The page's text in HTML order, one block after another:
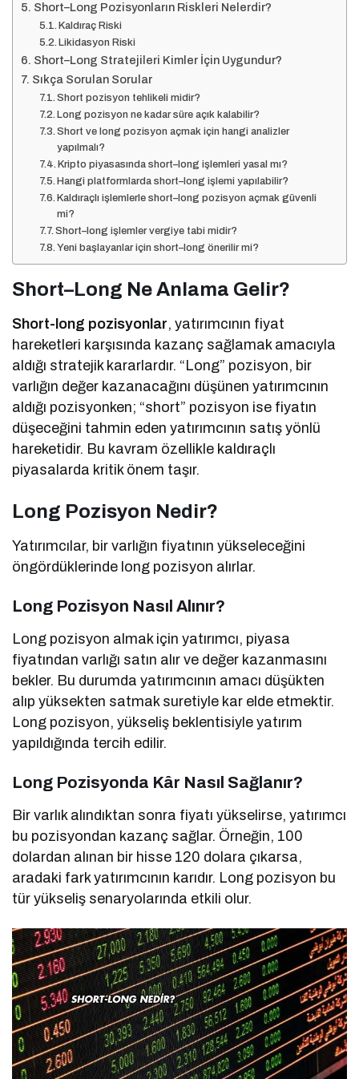
Short–Long Pozisyonların Riskleri Nelerdir?
Kaldıraç Riski
Likidasyon Riski
Short–Long Stratejileri Kimler İçin Uygundur?
Sıkça Sorulan Sorular
Short pozisyon tehlikeli midir?
Long pozisyon ne kadar süre açık kalabilir?
Short ve long pozisyon açmak için hangi analizler
yapılmalı?
Kripto piyasasında short–long işlemleri yasal mı?
Hangi platformlarda short–long işlemi yapılabilir?
Kaldıraçlı işlemlerle short–long pozisyon açmak güvenli
mi?
Short–long işlemler vergiye tabi midir?
Yeni başlayanlar için short–long önerilir mi?
Short–Long Ne Anlama Gelir?
Short-long pozisyonlar, yatırımcının fiyat
hareketleri karşısında kazanç sağlamak amacıyla
aldığı stratejik kararlardır. “Long” pozisyon, bir
varlığın değer kazanacağını düşünen yatırımcının
aldığı pozisyonken; “short” pozisyon ise fiyatın
düşeceğini tahmin eden yatırımcının satış yönlü
hareketidir. Bu kavram özellikle kaldıraçlı
piyasalarda kritik önem taşır.
Long Pozisyon Nedir?
Yatırımcılar, bir varlığın fiyatının yükseleceğini
öngördüklerinde long pozisyon alırlar.
Long Pozisyon Nasıl Alınır?
Long pozisyon almak için yatırımcı, piyasa
fiyatından varlığı satın alır ve değer kazanmasını
bekler. Bu durumda yatırımcının amacı düşükten
alıp yüksekten satmak suretiyle kar elde etmektir.
Long pozisyon, yükseliş beklentisiyle yatırım
yapıldığında tercih edilir.
Long Pozisyonda Kâr Nasıl Sağlanır?
Bir varlık alındıktan sonra fiyatı yükselirse, yatırımcı
bu pozisyondan kazanç sağlar. Örneğin, 100
dolardan alınan bir hisse 120 dolara çıkarsa,
aradaki fark yatırımcının karıdır. Long pozisyon bu
tür yükseliş senaryolarında etkili olur.